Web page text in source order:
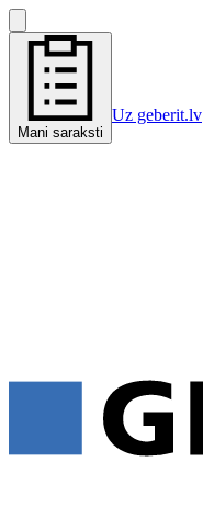
Mani saraksti
Uz geberit.lv